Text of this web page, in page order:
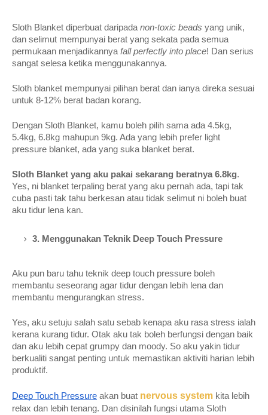
Sloth Blanket diperbuat daripada non-toxic beads yang unik,
dan selimut mempunyai berat yang sekata pada semua
permukaan menjadikannya fall perfectly into place! Dan serius
sangat selesa ketika menggunakannya.
Sloth blanket mempunyai pilihan berat dan ianya direka sesuai
untuk 8-12% berat badan korang.
Dengan Sloth Blanket, kamu boleh pilih sama ada 4.5kg,
5.4kg, 6.8kg mahupun 9kg. Ada yang lebih prefer light
pressure blanket, ada yang suka blanket berat.
Sloth Blanket yang aku pakai sekarang beratnya 6.8kg.
Yes, ni blanket terpaling berat yang aku pernah ada, tapi tak
cuba pasti tak tahu berkesan atau tidak selimut ni boleh buat
aku tidur lena kan.
3. Menggunakan Teknik Deep Touch Pressure
Aku pun baru tahu teknik deep touch pressure boleh
membantu seseorang agar tidur dengan lebih lena dan
membantu mengurangkan stress.
Yes, aku setuju salah satu sebab kenapa aku rasa stress ialah
kerana kurang tidur. Otak aku tak boleh berfungsi dengan baik
dan aku lebih cepat grumpy dan moody. So aku yakin tidur
berkualiti sangat penting untuk memastikan aktiviti harian lebih
produktif.
Deep Touch Pressure akan buat nervous system kita lebih
relax dan lebih tenang. Dan disinilah fungsi utama Sloth